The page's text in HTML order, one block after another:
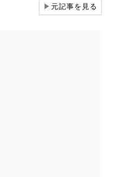
▶元記事を見る